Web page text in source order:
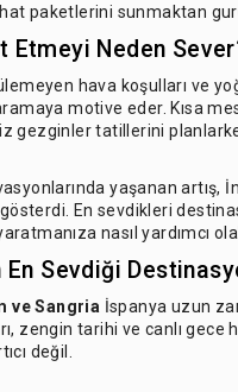
paketlerini sunmaktan
Etmeyi Neden
hava koşulları ve
motive eder. Kısa
gezginler tatillerini
yaşanan
En sevdikleri
nasıl yardımcı
Sevdiği
ve Sangria İspanya uzun
zengin tarihi ve canlı
değil.